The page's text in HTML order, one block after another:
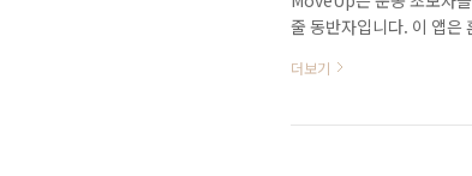
줄 동반자입니다. 이 앱은
그리고 어떻게 함께 멋진
없이 간단하게 세 가지만
더보기